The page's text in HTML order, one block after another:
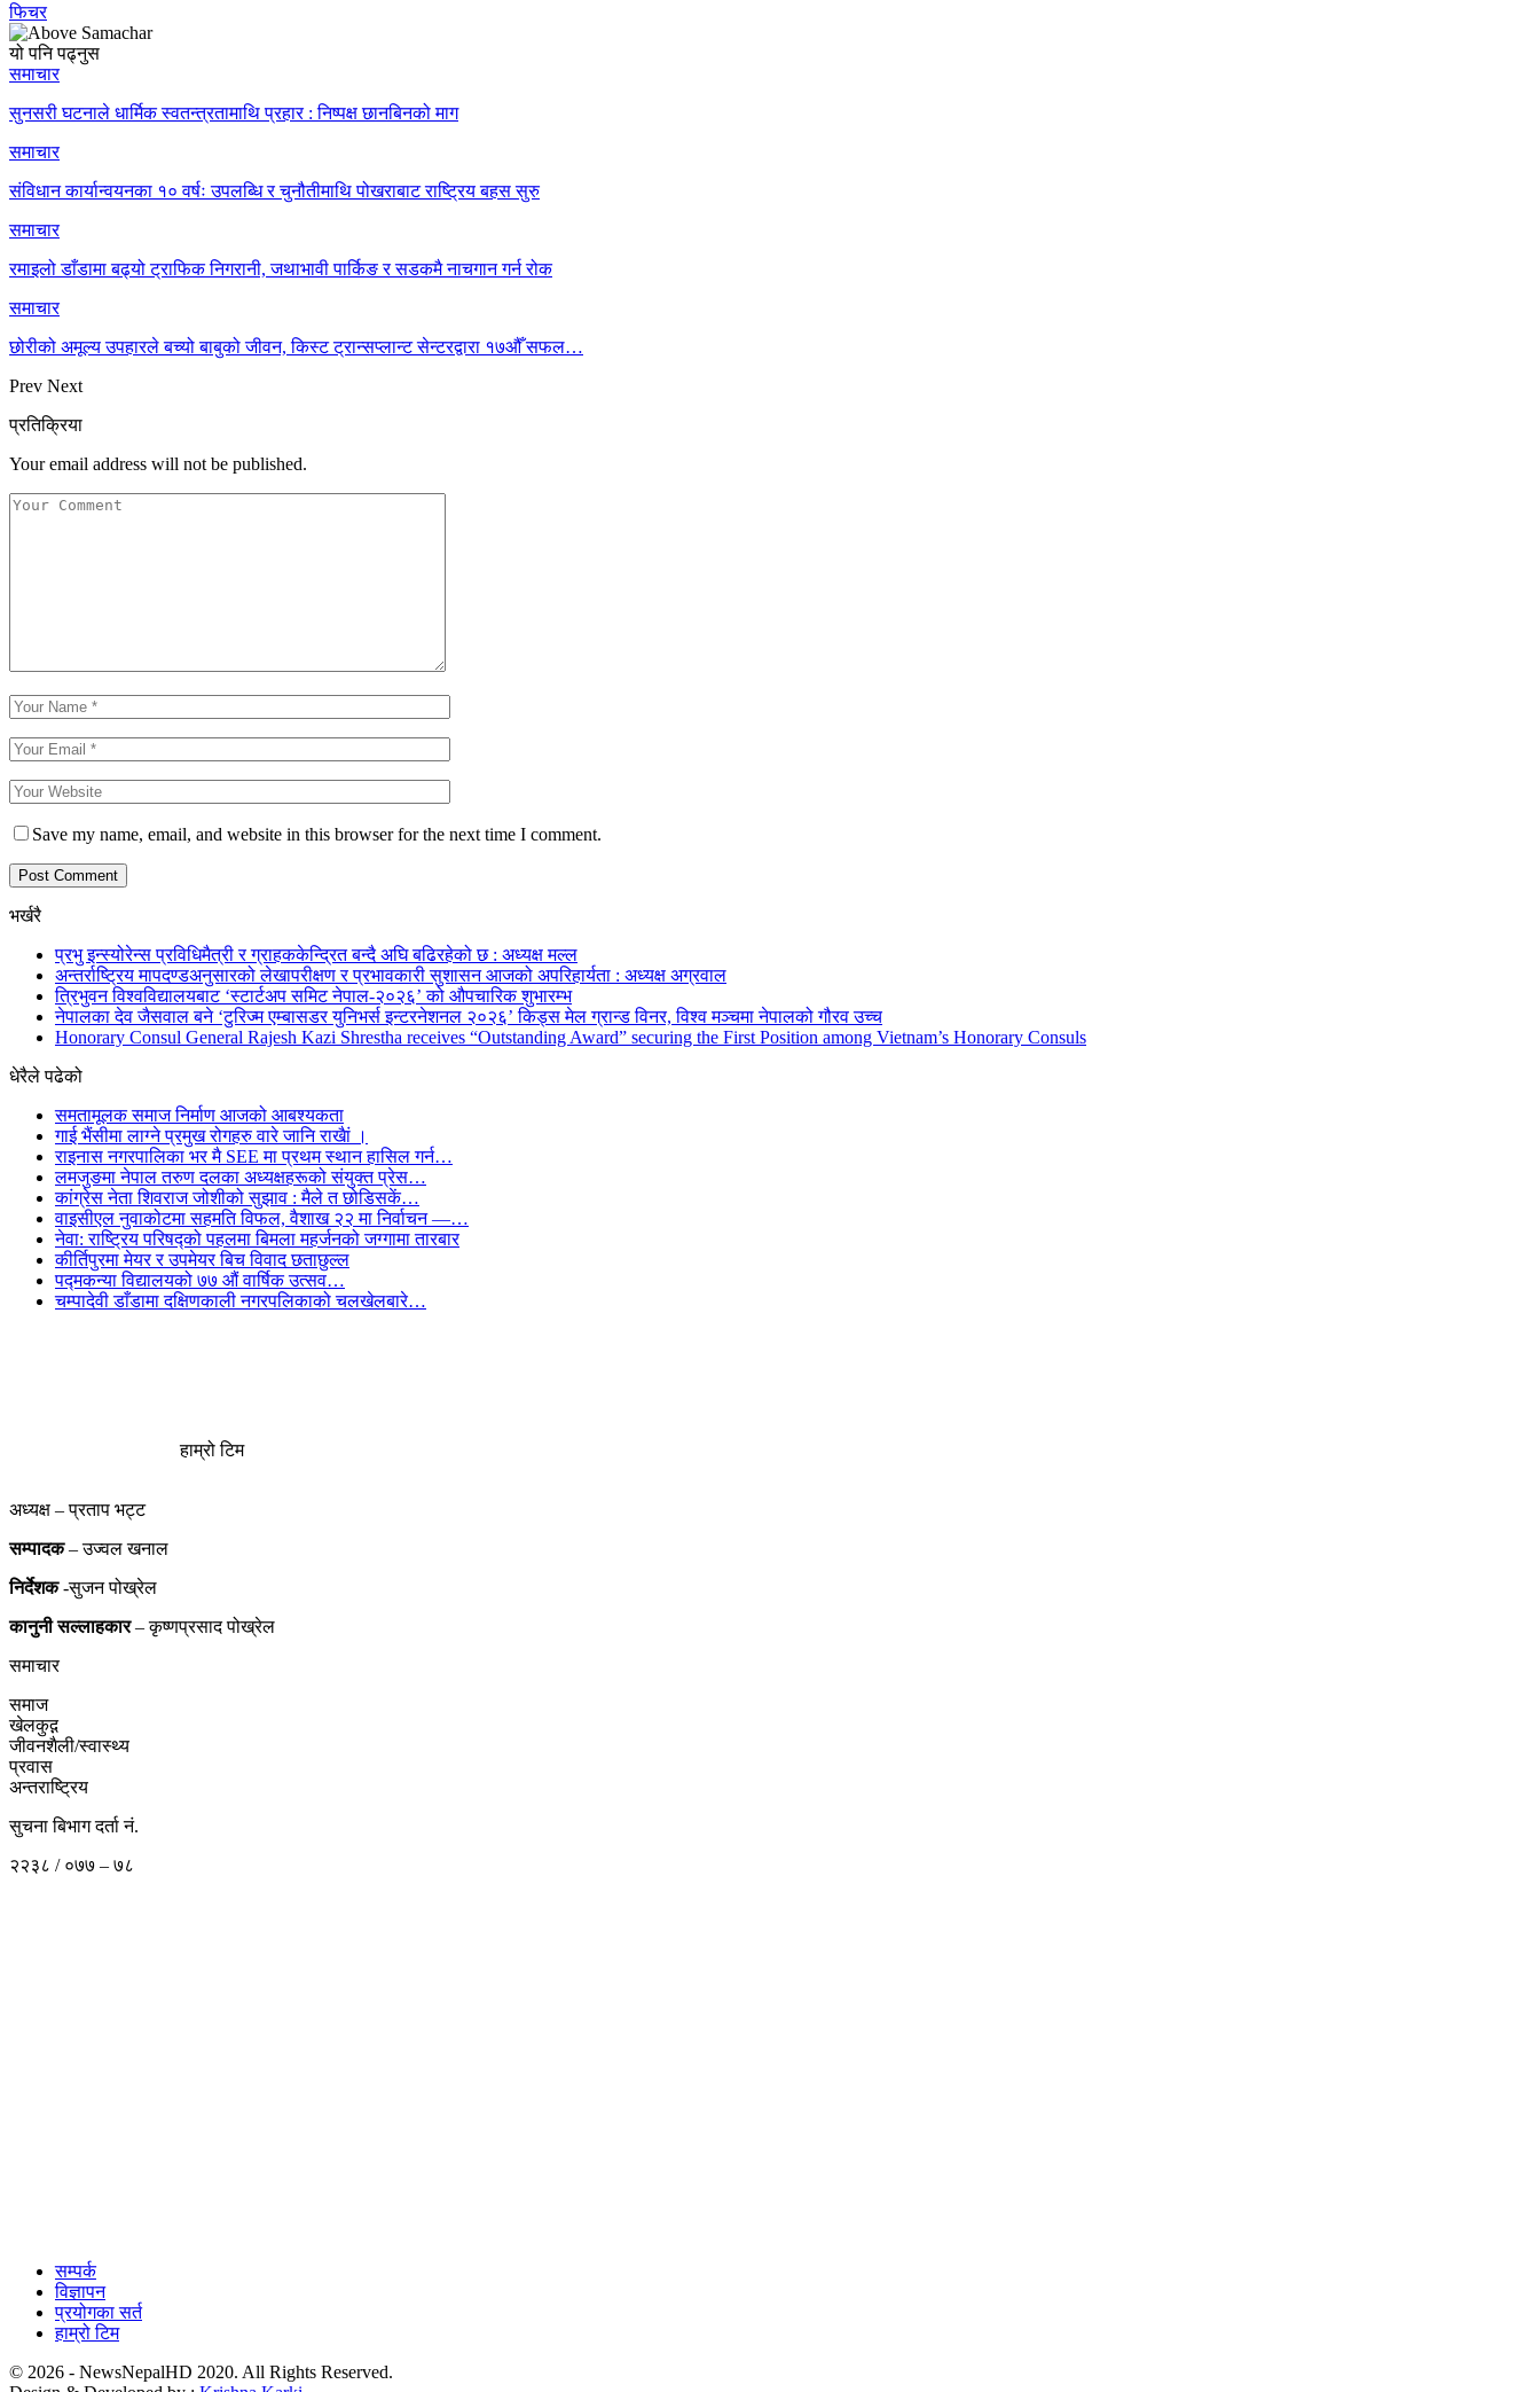
फिचर
यो पनि पढ्नुस
समाचार
सुनसरी घटनाले धार्मिक स्वतन्त्रतामाथि प्रहार : निष्पक्ष छानबिनको माग
समाचार
संविधान कार्यान्वयनका १० वर्षः उपलब्धि र चुनौतीमाथि पोखराबाट राष्ट्रिय बहस सुरु
समाचार
रमाइलो डाँडामा बढ्यो ट्राफिक निगरानी, जथाभावी पार्किङ र सडकमै नाचगान गर्न रोक
समाचार
छोरीको अमूल्य उपहारले बच्यो बाबुको जीवन, किस्ट ट्रान्सप्लान्ट सेन्टरद्वारा १७औँ सफल…
Prev Next
प्रतिक्रिया
Your email address will not be published.
Save my name, email, and website in this browser for the next time I comment.
भर्खरै
प्रभु इन्स्योरेन्स प्रविधिमैत्री र ग्राहककेन्द्रित बन्दै अघि बढिरहेको छ : अध्यक्ष मल्ल
अन्तर्राष्ट्रिय मापदण्डअनुसारको लेखापरीक्षण र प्रभावकारी सुशासन आजको अपरिहार्यता : अध्यक्ष अग्रवाल
त्रिभुवन विश्वविद्यालयबाट ‘स्टार्टअप समिट नेपाल-२०२६’ को औपचारिक शुभारम्भ
नेपालका देव जैसवाल बने ‘टुरिज्म एम्बासडर युनिभर्स इन्टरनेशनल २०२६’ किड्स मेल ग्रान्ड विनर, विश्व मञ्चमा नेपालको गौरव उच्च
Honorary Consul General Rajesh Kazi Shrestha receives “Outstanding Award” securing the First Position among Vietnam’s Honorary Consuls
धेरैले पढेको
समतामूलक समाज निर्माण आजको आबश्यकता
गाई भैंसीमा लाग्ने प्रमुख रोगहरु वारे जानि राखैां ।
राइनास नगरपालिका भर मै SEE मा प्रथम स्थान हासिल गर्न…
लमजुङमा नेपाल तरुण दलका अध्यक्षहरूको संयुक्त प्रेस…
कांग्रेस नेता शिवराज जोशीको सुझाव : मैले त छोडिसकें…
वाइसीएल नुवाकोटमा सहमति विफल, वैशाख २२ मा निर्वाचन —…
नेवा: राष्ट्रिय परिषद्को पहलमा बिमला महर्जनको जग्गामा तारबार
कीर्तिपुरमा मेयर र उपमेयर बिच विवाद छताछुल्ल
पद्मकन्या विद्यालयको ७७ औं ‌‌वार्षिक ‌उत्सव…
चम्पादेवी डाँडामा दक्षिणकाली नगरपलिकाको चलखेलबारे…
हाम्रो टिम
अध्यक्ष – प्रताप भट्ट
सम्पादक– उज्वल खनाल
निर्देशक-सुजन पोख्रेल
कानुनी सल्लाहकार– कृष्णप्रसाद पोख्रेल
समाचार
समाज
खेलकुद़़
जीवनशैली/स्वास्थ्य
प्रवास
अन्तराष्ट्रिय
सुचना बिभाग दर्ता नं.
२२३८ / ०७७ – ७८
सम्पर्क
विज्ञापन
प्रयोगका सर्त
हाम्रो टिम
© 2026 - NewsNepalHD 2020. All Rights Reserved.